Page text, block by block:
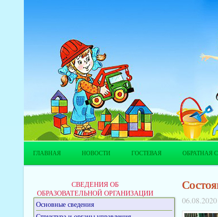
ГЛАВНАЯ НОВОСТИ ГОСТЕВАЯ ОБРАТНАЯ
СВЕДЕНИЯ ОБ
ОБРАЗОВАТЕЛЬНОЙ ОРГАНИЗАЦИИ
Основные сведения
06.08.2020